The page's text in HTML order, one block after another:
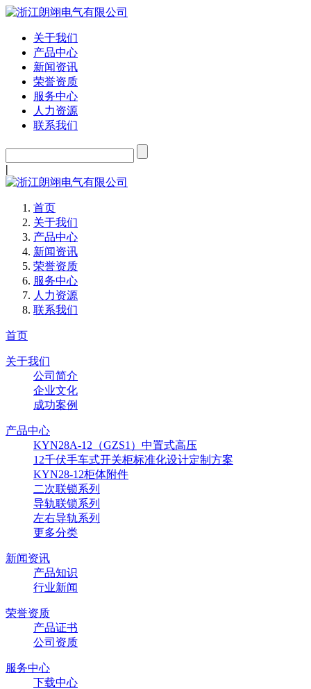
关于我们
产品中心
新闻资讯
荣誉资质
服务中心
人力资源
联系我们
|
首页
关于我们
产品中心
新闻资讯
荣誉资质
服务中心
人力资源
联系我们
首页
关于我们
公司简介
企业文化
成功案例
产品中心
KYN28A-12（GZS1）中置式高压
12千伏手车式开关柜标准化设计定制方案
KYN28-12柜体附件
二次联锁系列
导轨联锁系列
左右导轨系列
更多分类
新闻资讯
产品知识
行业新闻
荣誉资质
产品证书
公司资质
服务中心
下载中心